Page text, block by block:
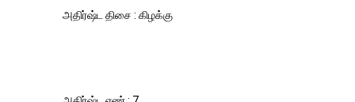
அதிர்ஷ்ட திசை : கிழக்கு